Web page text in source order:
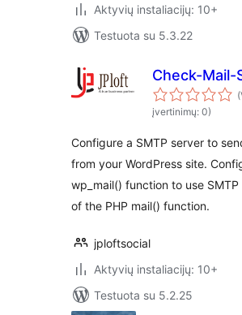
Aktyvių instaliacijų: 10+
Testuota su 5.3.22
Check-Mail-
įvertinimų: 0)
Configure a SMTP server to
from your WordPress site.
wp_mail() function to use SMTP
of the PHP mail() function.
jploftsocial
Aktyvių instaliacijų: 10+
Testuota su 5.2.25